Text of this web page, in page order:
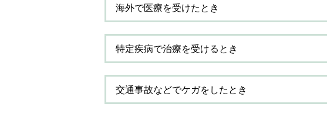
海外で医療を受けたとき
特定疾病で治療を受けるとき
交通事故などでケガをしたとき